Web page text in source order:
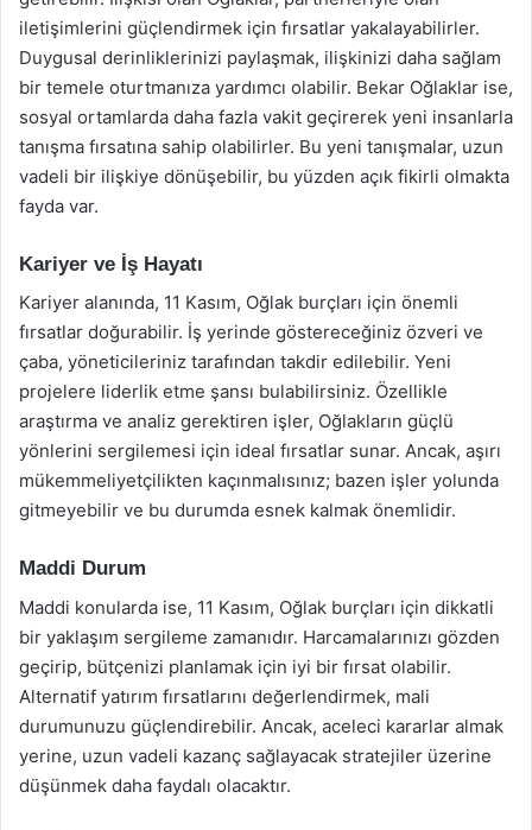
iletişimlerini güçlendirmek için fırsatlar yakalayabilirler.
Duygusal derinliklerinizi paylaşmak, ilişkinizi daha sağlam
bir temele oturtmanıza yardımcı olabilir. Bekar Oğlaklar ise,
sosyal ortamlarda daha fazla vakit geçirerek yeni insanlarla
tanışma fırsatına sahip olabilirler. Bu yeni tanışmalar, uzun
vadeli bir ilişkiye dönüşebilir, bu yüzden açık fikirli olmakta
fayda var.
Kariyer ve İş Hayatı
Kariyer alanında, 11 Kasım, Oğlak burçları için önemli
fırsatlar doğurabilir. İş yerinde göstereceğiniz özveri ve
çaba, yöneticileriniz tarafından takdir edilebilir. Yeni
projelere liderlik etme şansı bulabilirsiniz. Özellikle
araştırma ve analiz gerektiren işler, Oğlakların güçlü
yönlerini sergilemesi için ideal fırsatlar sunar. Ancak, aşırı
mükemmeliyetçilikten kaçınmalısınız; bazen işler yolunda
gitmeyebilir ve bu durumda esnek kalmak önemlidir.
Maddi Durum
Maddi konularda ise, 11 Kasım, Oğlak burçları için dikkatli
bir yaklaşım sergileme zamanıdır. Harcamalarınızı gözden
geçirip, bütçenizi planlamak için iyi bir fırsat olabilir.
Alternatif yatırım fırsatlarını değerlendirmek, mali
durumunuzu güçlendirebilir. Ancak, aceleci kararlar almak
yerine, uzun vadeli kazanç sağlayacak stratejiler üzerine
düşünmek daha faydalı olacaktır.